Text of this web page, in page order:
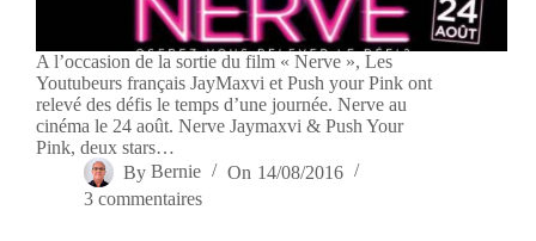
A l’occasion de la sortie du film « Nerve », Les
Youtubeurs français JayMaxvi et Push your Pink ont
relevé des défis le temps d’une journée. Nerve au
cinéma le 24 août. Nerve Jaymaxvi & Push Your
Pink, deux stars…
By Bernie On 14/08/2016
3 commentaires